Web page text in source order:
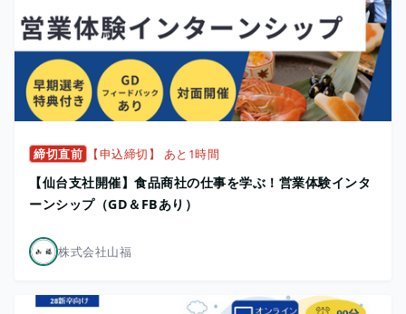
締切直前 【申込締切】 あと1時間
【仙台支社開催】食品商社の仕事を学ぶ！営業体験インタ
ーンシップ（GD＆FBあり）
株式会社山福